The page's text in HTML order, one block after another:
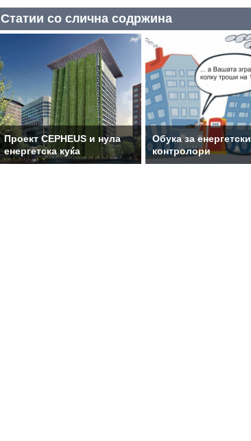
Статии со слична содржина
Проект CEPHEUS и нула
енергетска куќа
Обука за енергетски
контролори